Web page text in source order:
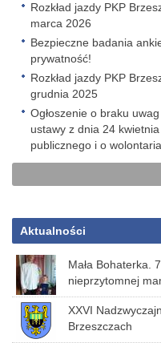
Rozkład jazdy PKP
marca 2026
Bezpieczne badania
prywatność!
Rozkład jazdy PKP
grudnia 2025
Ogłoszenie o braku
ustawy z dnia 24
publicznego i o
Aktualności
Mała Bohaterka.
nieprzytomnej
XXVI
Brzeszczach